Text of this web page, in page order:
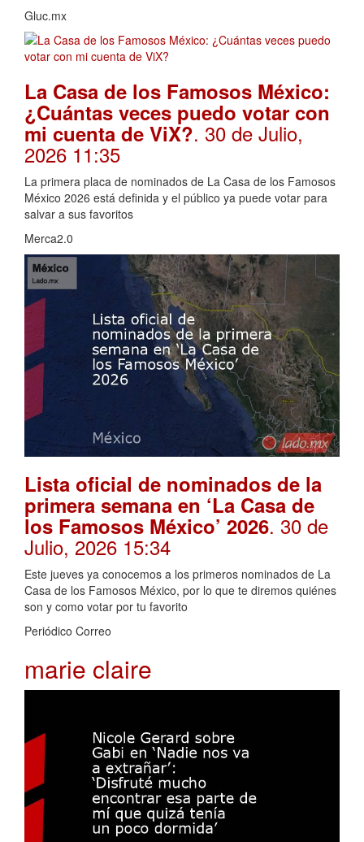
Gluc.mx
La Casa de los Famosos México:
¿Cuántas veces puedo votar con
mi cuenta de ViX?. 30 de Julio,
2026 11:35
La primera placa de nominados de La Casa de los Famosos
México 2026 está definida y el público ya puede votar para
salvar a sus favoritos
Merca2.0
Lista oficial de nominados de la
primera semana en ‘La Casa de
los Famosos México’ 2026. 30 de
Julio, 2026 15:34
Este jueves ya conocemos a los primeros nominados de La
Casa de los Famosos México, por lo que te diremos quiénes
son y como votar por tu favorito
Periódico Correo
marie claire